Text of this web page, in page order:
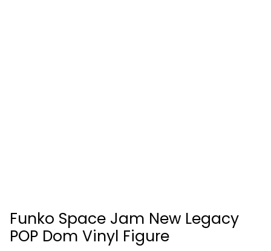
Funko Space Jam New Legacy
POP Dom Vinyl Figure